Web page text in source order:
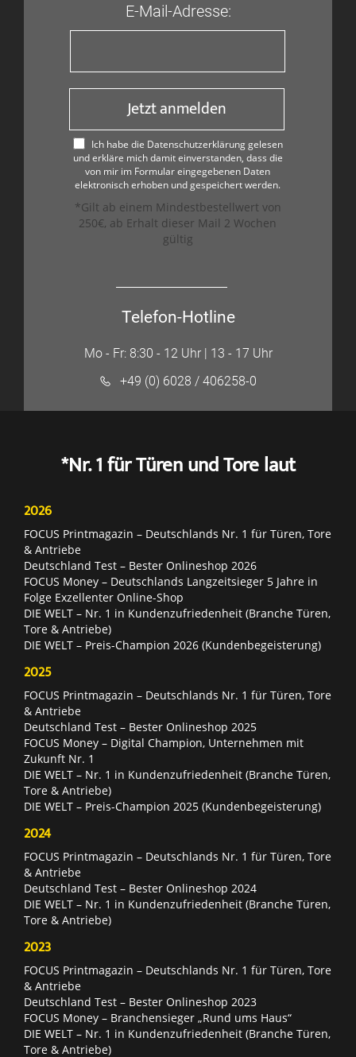
E-Mail-Adresse:
Jetzt anmelden
Ich habe die Datenschutzerklärung gelesen
und erkläre mich damit einverstanden, dass die
von mir im Formular eingegebenen Daten
elektronisch erhoben und gespeichert werden.
*Gilt ab einem Mindestbestellwert von
250€, ab Erhalt dieser Mail 2 Wochen
gültig
Telefon-Hotline
Mo - Fr: 8:30 - 12 Uhr | 13 - 17 Uhr
+49 (0) 6028 / 406258-0
*Nr. 1 für Türen und Tore laut
2026
FOCUS Printmagazin – Deutschlands Nr. 1 für Türen, Tore
& Antriebe
Deutschland Test – Bester Onlineshop 2026
FOCUS Money – Deutschlands Langzeitsieger 5 Jahre in
Folge Exzellenter Online-Shop
DIE WELT – Nr. 1 in Kundenzufriedenheit (Branche Türen,
Tore & Antriebe)
DIE WELT – Preis-Champion 2026 (Kundenbegeisterung)
2025
FOCUS Printmagazin – Deutschlands Nr. 1 für Türen, Tore
& Antriebe
Deutschland Test – Bester Onlineshop 2025
FOCUS Money – Digital Champion, Unternehmen mit
Zukunft Nr. 1
DIE WELT – Nr. 1 in Kundenzufriedenheit (Branche Türen,
Tore & Antriebe)
DIE WELT – Preis-Champion 2025 (Kundenbegeisterung)
2024
FOCUS Printmagazin – Deutschlands Nr. 1 für Türen, Tore
& Antriebe
Deutschland Test – Bester Onlineshop 2024
DIE WELT – Nr. 1 in Kundenzufriedenheit (Branche Türen,
Tore & Antriebe)
2023
FOCUS Printmagazin – Deutschlands Nr. 1 für Türen, Tore
& Antriebe
Deutschland Test – Bester Onlineshop 2023
FOCUS Money – Branchensieger „Rund ums Haus“
DIE WELT – Nr. 1 in Kundenzufriedenheit (Branche Türen,
Tore & Antriebe)